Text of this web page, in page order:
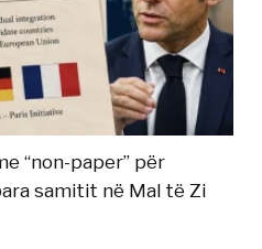
“non-paper” për
samitit në Mal të Zi